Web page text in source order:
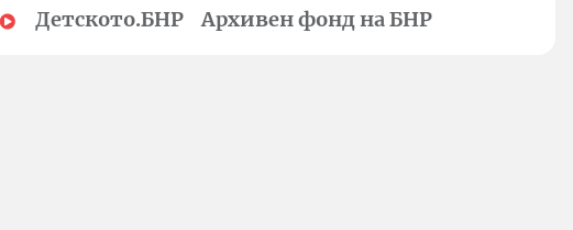
Детското.БНР Архивен фонд на БНР